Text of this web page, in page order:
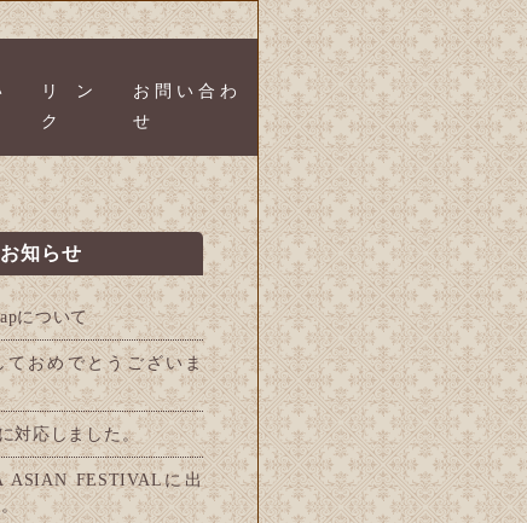
リン
ク
お問い合わ
せ
知らせ
について
ておめでとうございま
対応しました。
ASIAN FESTIVALに出